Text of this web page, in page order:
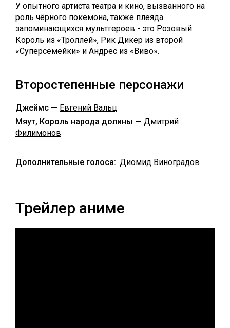
У опытного артиста театра и кино, вызванного на
роль чёрного покемона, также плеяда
запоминающихся мультгероев - это Розовый
Король из «Троллей», Рик Дикер из второй
«Суперсемейки» и Андрес из «Виво».
Второстепенные персонажи
Джеймс — Евгений Вальц
Мяут, Король народа долины — Дмитрий
Филимонов
Дополнительные голоса: Диомид Виноградов
Трейлер аниме